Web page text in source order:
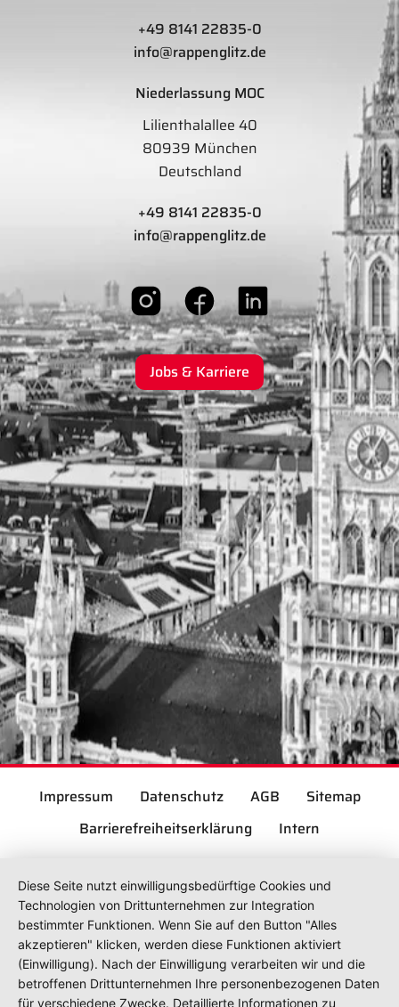
+49 8141 22835-0
info@rappenglitz.de
Niederlassung MOC
Lilienthalallee 40
80939 München
Deutschland
+49 8141 22835-0
info@rappenglitz.de
Jobs & Karriere
Impressum Datenschutz AGB
Sitemap
Barrierefreiheitserklärung
Intern
Diese Seite nutzt einwilligungsbedürftige Cookies und
Technologien von Drittunternehmen zur Integration
bestimmter Funktionen. Wenn Sie auf den Button "Alles
akzeptieren" klicken, werden diese Funktionen aktiviert
(Einwilligung). Nach der Einwilligung verarbeiten wir und die
betroffenen Drittunternehmen Ihre personenbezogenen Daten
für verschiedene Zwecke. Detaillierte Informationen zu